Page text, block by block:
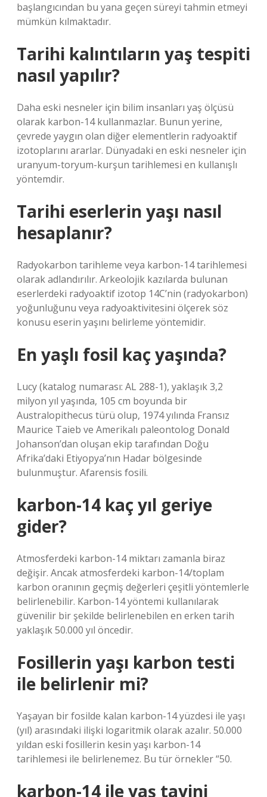
başlangıcından bu yana geçen süreyi tahmin etmeyi
mümkün kılmaktadır.
Tarihi kalıntıların yaş tespiti
nasıl yapılır?
Daha eski nesneler için bilim insanları yaş ölçüsü
olarak karbon-14 kullanmazlar. Bunun yerine,
çevrede yaygın olan diğer elementlerin radyoaktif
izotoplarını ararlar. Dünyadaki en eski nesneler için
uranyum-toryum-kurşun tarihlemesi en kullanışlı
yöntemdir.
Tarihi eserlerin yaşı nasıl
hesaplanır?
Radyokarbon tarihleme veya karbon-14 tarihlemesi
olarak adlandırılır. Arkeolojik kazılarda bulunan
eserlerdeki radyoaktif izotop 14C’nin (radyokarbon)
yoğunluğunu veya radyoaktivitesini ölçerek söz
konusu eserin yaşını belirleme yöntemidir.
En yaşlı fosil kaç yaşında?
Lucy (katalog numarası: AL 288-1), yaklaşık 3,2
milyon yıl yaşında, 105 cm boyunda bir
Australopithecus türü olup, 1974 yılında Fransız
Maurice Taieb ve Amerikalı paleontolog Donald
Johanson’dan oluşan ekip tarafından Doğu
Afrika’daki Etiyopya’nın Hadar bölgesinde
bulunmuştur. Afarensis fosili.
karbon-14 kaç yıl geriye
gider?
Atmosferdeki karbon-14 miktarı zamanla biraz
değişir. Ancak atmosferdeki karbon-14/toplam
karbon oranının geçmiş değerleri çeşitli yöntemlerle
belirlenebilir. Karbon-14 yöntemi kullanılarak
güvenilir bir şekilde belirlenebilen en erken tarih
yaklaşık 50.000 yıl öncedir.
Fosillerin yaşı karbon testi
ile belirlenir mi?
Yaşayan bir fosilde kalan karbon-14 yüzdesi ile yaşı
(yıl) arasındaki ilişki logaritmik olarak azalır. 50.000
yıldan eski fosillerin kesin yaşı karbon-14
tarihlemesi ile belirlenemez. Bu tür örnekler “50.
karbon-14 ile yaş tayini